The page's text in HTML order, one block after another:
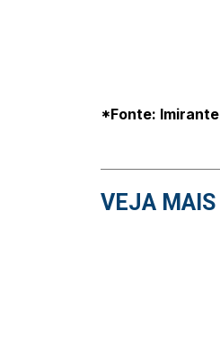
*Fonte:
VEJA MAIS